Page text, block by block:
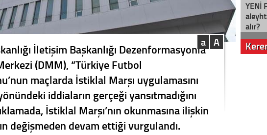
A
a
İletişim Başkanlığı Dezenformasyonla
(DMM), “Türkiye Futbol
maçlarda İstiklal Marşı uygulamasını
iddiaların gerçeği yansıtmadığını
İstiklal Marşı’nın okunmasına ilişkin
değişmeden devam ettiği vurgulandı.
YENİ
alır?